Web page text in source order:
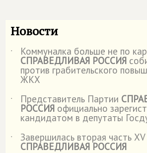
Новости
˙ Коммуналка больше не по
СПРАВЕДЛИВАЯ РОССИЯ
против грабительского
ЖКХ
˙
Представитель Партии
РОССИЯ официально
кандидатом в депутаты
˙
Завершилась вторая часть
СПРАВЕДЛИВАЯ РОССИЯ